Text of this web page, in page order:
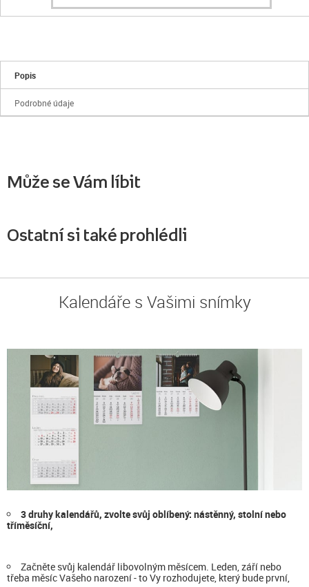
Popis
Podrobné údaje
Může se Vám líbit
Ostatní si také prohlédli
Kalendáře s Vašimi snímky
3 druhy kalendářů, zvolte svůj oblíbený: nástěnný, stolní nebo
tříměsíční,
Začněte svůj kalendář libovolným měsícem. Leden, září nebo
třeba měsíc Vašeho narození - to Vy rozhodujete, který bude první,